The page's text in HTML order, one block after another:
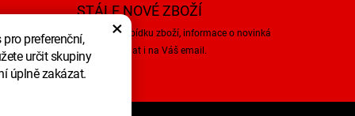
preferenční,
určit skupiny
úplně zakázat.
×
STÁLE NOVÉ ZBOŽÍ
Pravidelně aktualizujeme nabídku zboží, informace o novinká
můžeme zasílat i na Váš email.